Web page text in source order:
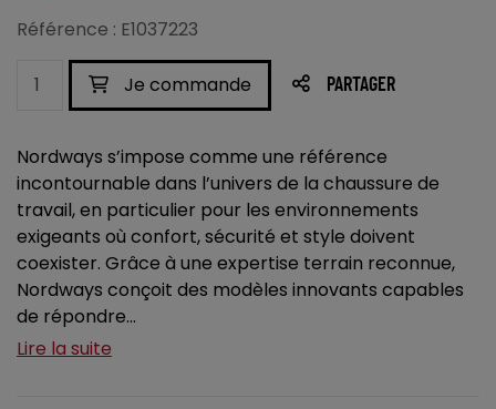
Référence : E1037223
Je commande PARTAGER
Nordways s’impose comme une référence
incontournable dans l’univers de la chaussure de
travail, en particulier pour les environnements
exigeants où confort, sécurité et style doivent
coexister. Grâce à une expertise terrain reconnue,
Nordways conçoit des modèles innovants capables
de répondre...
Lire la suite